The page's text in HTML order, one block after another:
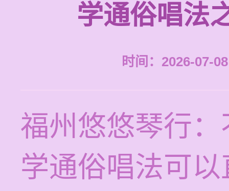
学通俗唱法
时间：2026-07-
福州悠悠琴行
学通俗唱法可